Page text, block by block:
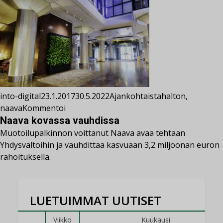
into-digital23.1.201730.5.2022Ajankohtaistahalton,
naavaKommentoi
Naava kovassa vauhdissa
Muotoilupalkinnon voittanut Naava avaa tehtaan
Yhdysvaltoihin ja vauhdittaa kasvuaan 3,2 miljoonan euron
rahoituksella.
LUETUIMMAT UUTISET
Viikko Kuukausi